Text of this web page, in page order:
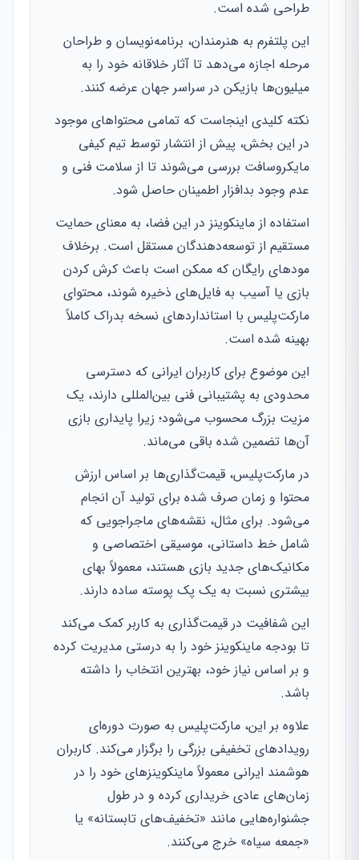
طراحی شده است.
این پلتفرم به هنرمندان، برنامه‌نویسان و طراحان
مرحله اجازه می‌دهد تا آثار خلاقانه خود را به
میلیون‌ها بازیکن در سراسر جهان عرضه کنند.
نکته کلیدی اینجاست که تمامی محتواهای موجود
در این بخش، پیش از انتشار توسط تیم کیفی
مایکروسافت بررسی می‌شوند تا از سلامت فنی و
عدم وجود بدافزار اطمینان حاصل شود.
استفاده از ماینکوینز در این فضا، به معنای حمایت
مستقیم از توسعه‌دهندگان مستقل است. برخلاف
مودهای رایگان که ممکن است باعث کرش کردن
بازی یا آسیب به فایل‌های ذخیره شوند، محتوای
مارکت‌پلیس با استانداردهای نسخه بدراک کاملاً
بهینه شده است.
این موضوع برای کاربران ایرانی که دسترسی
محدودی به پشتیبانی فنی بین‌المللی دارند، یک
مزیت بزرگ محسوب می‌شود؛ زیرا پایداری بازی
آن‌ها تضمین شده باقی می‌ماند.
در مارکت‌پلیس، قیمت‌گذاری‌ها بر اساس ارزش
محتوا و زمان صرف شده برای تولید آن انجام
می‌شود. برای مثال، نقشه‌های ماجراجویی که
شامل خط داستانی، موسیقی اختصاصی و
مکانیک‌های جدید بازی هستند، معمولاً بهای
بیشتری نسبت به یک پک پوسته ساده دارند.
این شفافیت در قیمت‌گذاری به کاربر کمک می‌کند
تا بودجه ماینکوینز خود را به درستی مدیریت کرده
و بر اساس نیاز خود، بهترین انتخاب را داشته
باشد.
علاوه بر این، مارکت‌پلیس به صورت دوره‌ای
رویدادهای تخفیفی بزرگی را برگزار می‌کند. کاربران
هوشمند ایرانی معمولاً ماینکوینزهای خود را در
زمان‌های عادی خریداری کرده و در طول
جشنواره‌هایی مانند «تخفیف‌های تابستانه» یا
«جمعه سیاه» خرج می‌کنند.